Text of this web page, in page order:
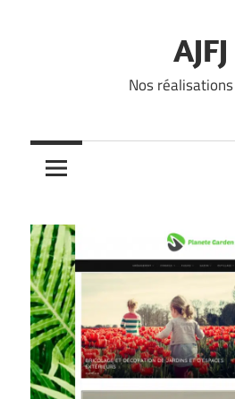
AJFJ
Nos